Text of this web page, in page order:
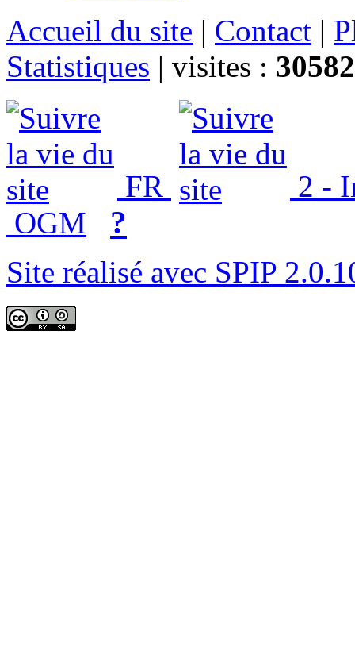
Accueil du site | Contact |
Statistiques | visites :
FR
2 -
OGM
?
Site réalisé avec SPIP